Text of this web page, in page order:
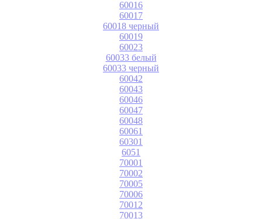
60016
60017
60018 черный
60019
60023
60033 белый
60033 черный
60042
60043
60046
60047
60048
60061
60301
6051
70001
70002
70005
70006
70012
70013